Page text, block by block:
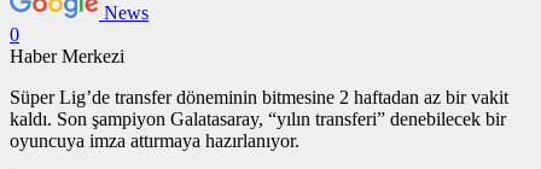
News
0
Haber Merkezi
Süper Lig’de transfer döneminin bitmesine 2 haftadan az bir vakit
kaldı. Son şampiyon Galatasaray, “yılın transferi” denebilecek bir
oyuncuya imza attırmaya hazırlanıyor.